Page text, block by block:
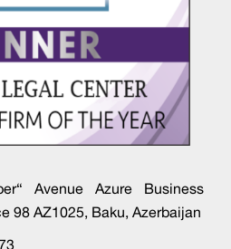
Avenue Azure Business
98 AZ1025, Baku, Azerbaijan